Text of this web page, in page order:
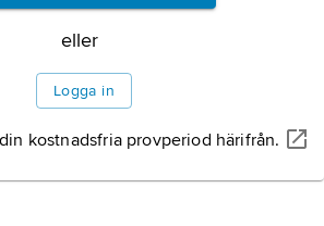
eller
Logga in
kostnadsfria provperiod härifrån.